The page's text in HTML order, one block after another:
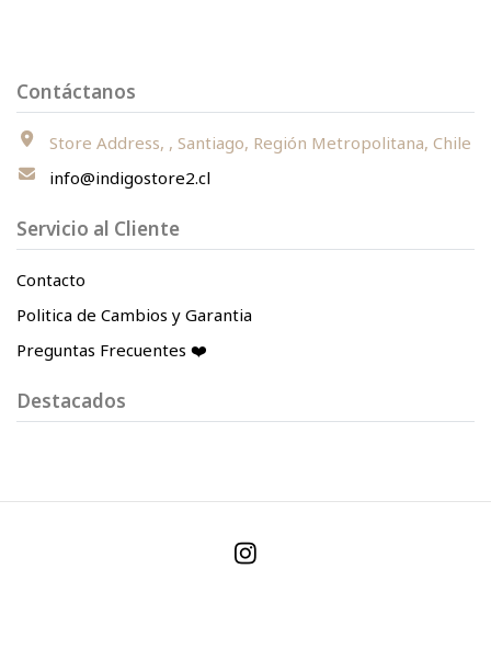
Contáctanos
Store Address, , Santiago, Región Metropolitana, Chile
info@indigostore2.cl
Servicio al Cliente
Contacto
Politica de Cambios y Garantia
Preguntas Frecuentes ❤️
Destacados